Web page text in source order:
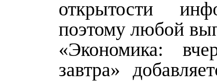
открытости
поэтому любой
«Экономика:
завтра»